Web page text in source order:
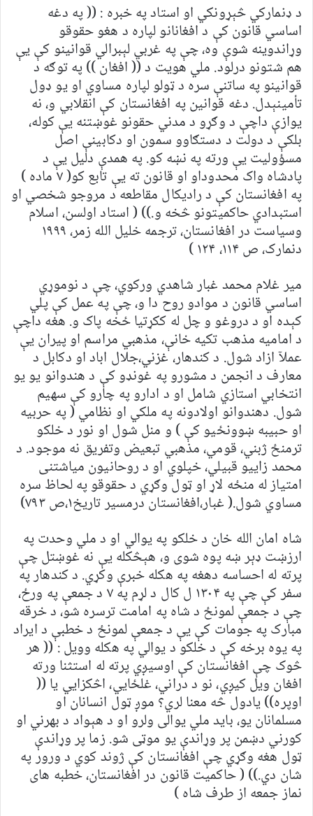
د ډنمارکي څېړونکي او استاد په خبره : (( په دغه
اساسي قانون کې د افغانانو لپاره د هغو حقوقو
وړاندوينه شوې وه، چې په غربي لېبرالي قوانينو کې يې
هم شتونو درلود. ملي هويت د (( افغان )) په توګه د
قوانينو په ساتنې سره د ټولو لپاره مساوي او يو ډول
تأمينېدل. دغه قوانين په افغانستان کې انقلابي و، نه
يوازې داچې د وګړو د مدني حقونو غوښتنه يې کوله،
بلکې د دولت د دستګاوو سمون او دکابينې اصل
مسؤوليت يې ورته په نښه کو. په همدې دليل يې د
پادشاه واک محدوداو او قانون ته يې تابع کو( ۷ ماده )
په افغانستان کې د راديکال مقاطعه د مروجو شخصي او
استبدادي حاکميتونو څخه و.)) ( استاد اولسن، اسلام
وسياست در افغانستان، ترجمه خليل الله زمر، ۱۹۹۹
دنمارک، ص ۱۱۴، ۱۲۴ )
مير غلام محمد غبار شاهدي ورکوي، چې د نوموړي
اساسي قانون د موادو روح دا و، چې په عمل کې پلي
کېده او د دروغو و چل له ککړتيا ځخه پاک و. هغه داچې
د اماميه مذهب تکيه خانې، مذهبي مراسم او پيران يې
عملآ ازاد شول. د کندهار، غزني،جلال اباد او دکابل د
معارف د انجمن د مشورو په غونډو کې د هندوانو يو يو
انتخابي استازي شامل او د ادارو په چارو کې سهيم
شول. دهندوانو اولادونه په ملکي او نظامي ( په حربيه
او حبيبه ښوونځيو کې ) و منل شول او نور د خلکو
ترمنځ ژبني، قومي، مذهبي تبعيض وتفريق نه موجود. د
محمد زاييو قبيلي، خپلوي او د روحانيون مياشتنی
امتياز له منځه لاړ او ټول وګړي د حقوقو په لحاظ سره
مساوي شول.( غبار،افغانستان درمسير تاريخ۱،ص ۷۹۳)
شاه امان الله خان د خلکو په يوالي او د ملي وحدت په
ارزښت ډېر ښه پوه شوی و، هېڅکله يې نه غوښتل چې
پرته له احساسه دهغه په هکله خبرې وکړي. د کندهار په
سفر کې چې په ۱۳۰۴ ل کال د لړم په ۷ د جمعې په ورځ،
چې د جمعې لمونځ د شاه په امامت ترسره شو، د خرقه
مبارک په جومات کې يې د جمعې لمونځ د خطبې د ايراد
په يوه برخه کې د خلکو د يوالي په هکله وويل : (( هر
څوک چې افغانستان کې اوسيږي پرته له استثنا ورته
افغان ويل کيږي، نو د دراني، غلځايي، اڅکزايي يا ((
اوپره)) يادول څه معنا لري؟ موږ ټول انسانان او
مسلمانان يو، بايد ملي يوالی ولرو او د هېواد د بهرني او
کورني دښمن پر وړاندې يو موټی شو. زما پر وړاندې
ټول هغه وګړي چې افغانستان کې ژوند کوي د ورور په
شان دي.)) ( حاکميت قانون در افغانستان، خطبه های
نماز جمعه از طرف شاه )